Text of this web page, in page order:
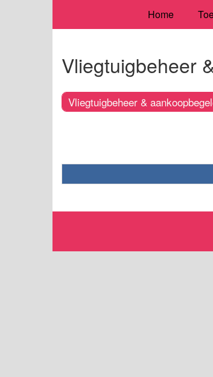
Home
Vliegtuigbeheer
Vliegtuigbeheer &